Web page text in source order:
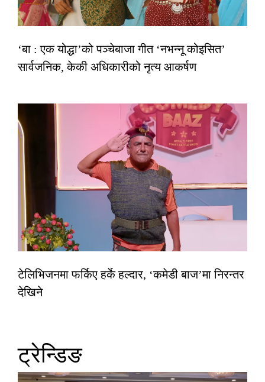
‘बा : एक योद्धा’को पञ्चेबाजा गीत ‘नभन्नू कोइसित’
सार्वजनिक, केकी अधिकारीको नृत्य आकर्षण
टेलिभिजनमा फर्किए हर्के हल्दार, ‘कमेडी बाज’मा निरन्तर
देखिने
ट्रेन्डिङ